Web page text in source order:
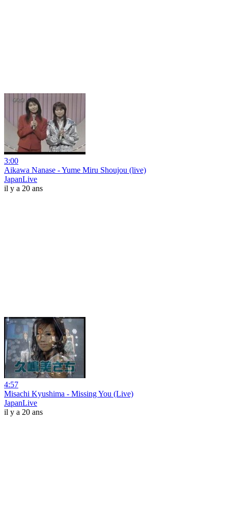
3:00
Aikawa Nanase - Yume Miru Shoujou (live)
JapanLive
il y a 20 ans
4:57
Misachi Kyushima - Missing You (Live)
JapanLive
il y a 20 ans